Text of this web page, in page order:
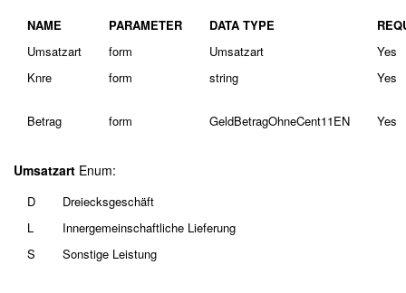
NAME PARAMETER DATA TYPE
Umsatzart
form Umsatzart
Yes
Knre
form string Yes
Betrag form GeldBetragOhneCent11EN Yes
Umsatzart Enum:
D
Dreiecksgeschäft
L
Innergemeinschaftliche Lieferung
S
Sonstige Leistung